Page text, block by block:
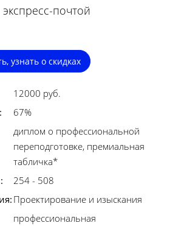
почтой
узнать о скидках
12000 руб.
67%
диплом о профессиональной
переподготовке, премиальная
табличка*
254 - 508
Проектирование и изыскания
профессиональная